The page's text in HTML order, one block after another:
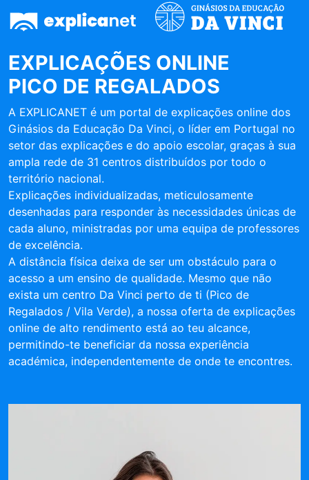
EXPLICAÇÕES ONLINE
PICO DE REGALADOS
A EXPLICANET é um portal de explicações online dos
Ginásios da Educação Da Vinci, o líder em Portugal no
setor das explicações e do apoio escolar, graças à sua
ampla rede de 31 centros distribuídos por todo o
território nacional.
Explicações individualizadas, meticulosamente
desenhadas para responder às necessidades únicas de
cada aluno, ministradas por uma equipa de professores
de excelência.
A distância física deixa de ser um obstáculo para o
acesso a um ensino de qualidade. Mesmo que não
exista um centro Da Vinci perto de ti (Pico de
Regalados / Vila Verde), a nossa oferta de explicações
online de alto rendimento está ao teu alcance,
permitindo-te beneficiar da nossa experiência
académica, independentemente de onde te encontres.